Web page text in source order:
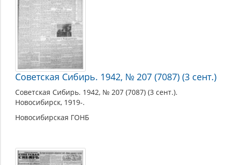
Советская Сибирь. 1942, № 207 (7087) (3 сент.)
Советская Сибирь. 1942, № 207 (7087) (3 сент.).
Новосибирск, 1919-.
Новосибирская ГОНБ